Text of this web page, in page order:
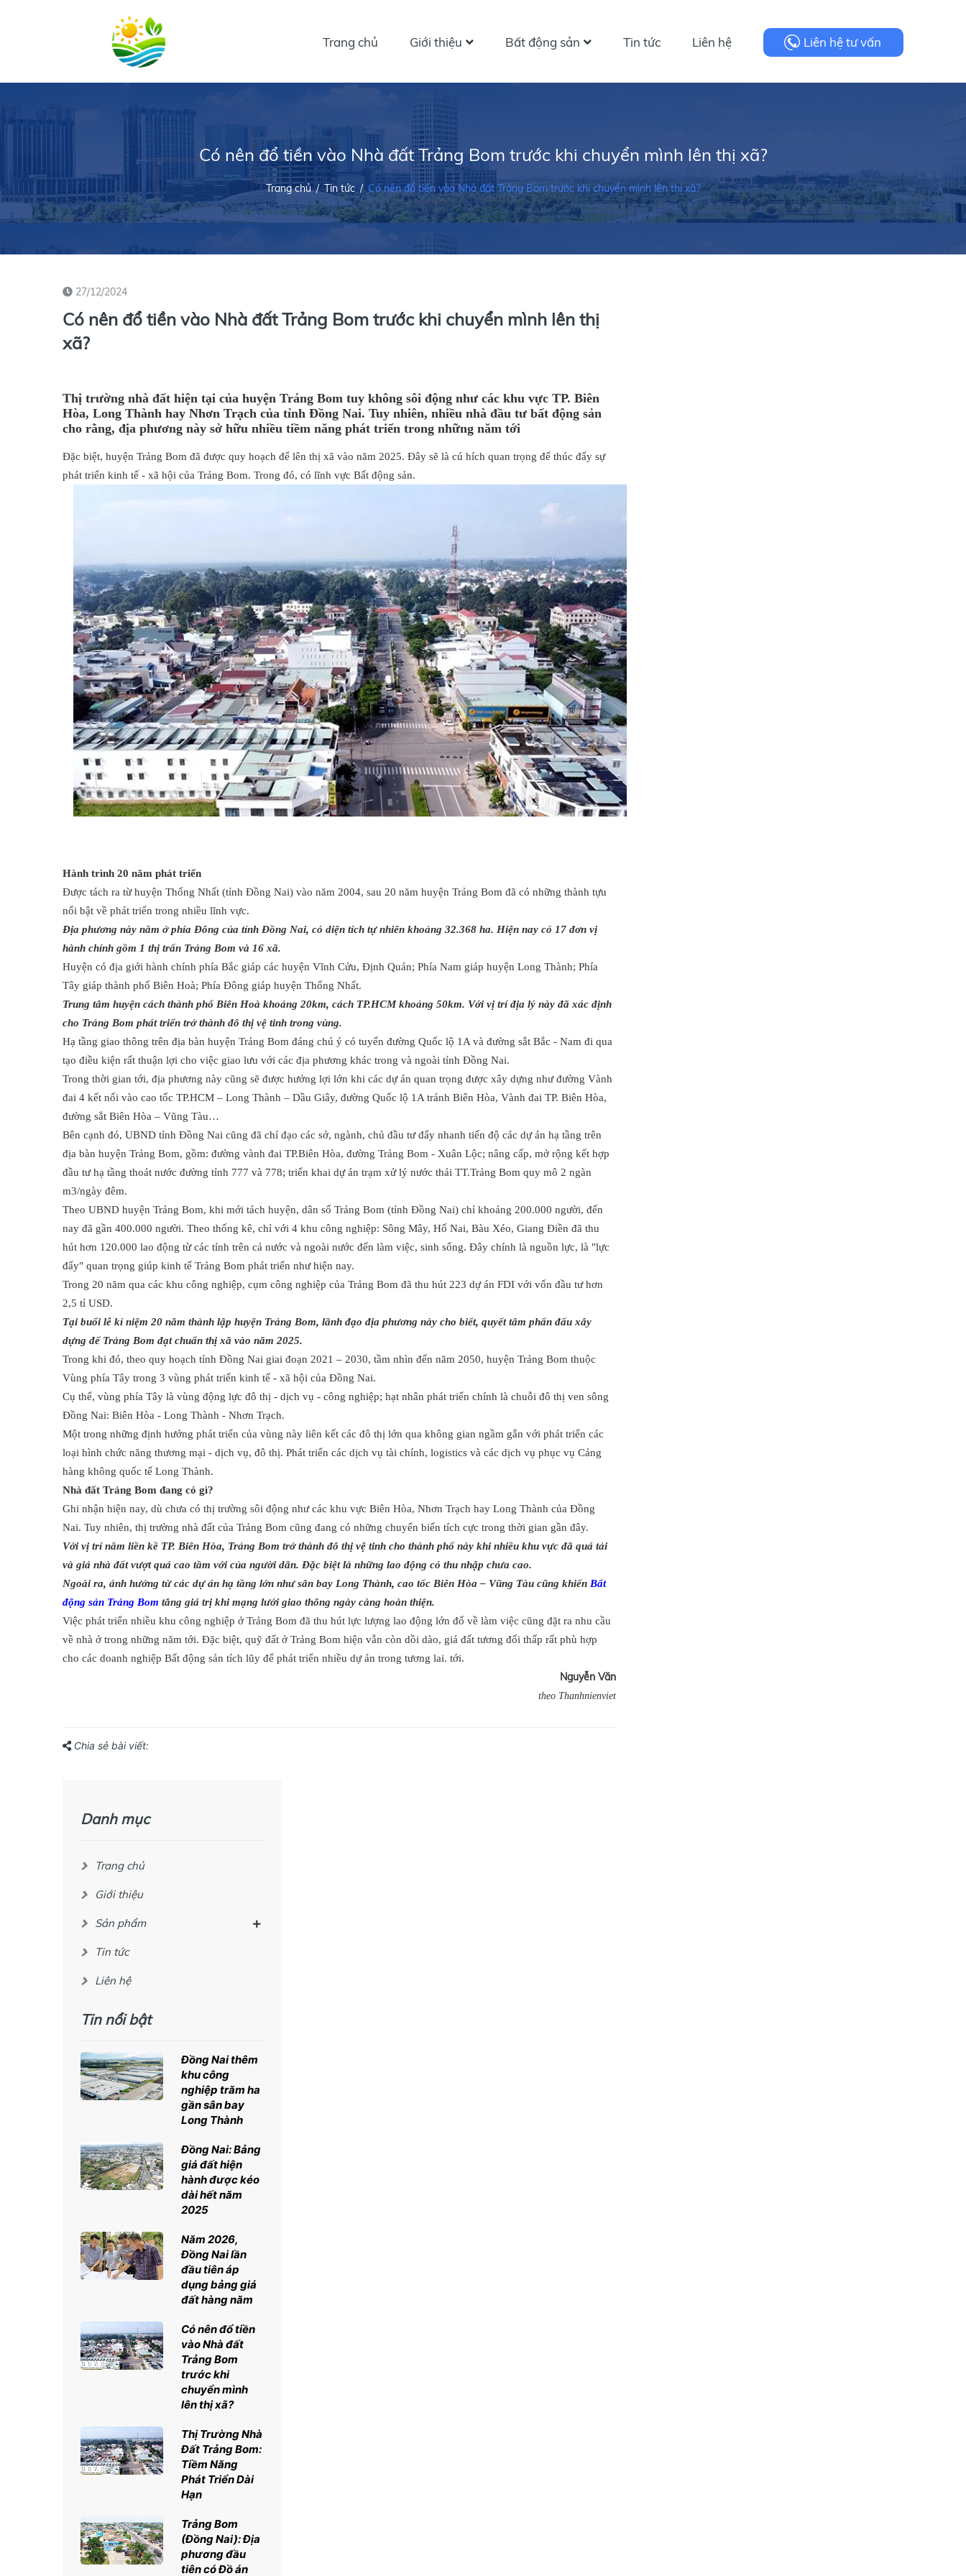
Trang chủ Giới thiệu Bất động sản Tin tức Liên hệ Liên hệ tư vấn
Có nên đổ tiền vào Nhà đất Trảng Bom trước khi chuyển mình lên thị xã?
Trang chủ /Tin tức / Có nên đổ tiền vào Nhà đất Trảng Bom trước khi chuyển mình lên thị xã?
27/12/2024
Có nên đổ tiền vào Nhà đất Trảng Bom trước khi chuyển mình lên thị
xã?
Thị trường nhà đất hiện tại của huyện Trảng Bom tuy không sôi động như các khu vực TP. Biên
Hòa, Long Thành hay Nhơn Trạch của tỉnh Đồng Nai. Tuy nhiên, nhiều nhà đầu tư bất động sản
cho rằng, địa phương này sở hữu nhiều tiềm năng phát triển trong những năm tới
Đặc biệt, huyện Trảng Bom đã được quy hoạch để lên thị xã vào năm 2025. Đây sẽ là cú hích quan trọng để thúc đẩy sự
phát triển kinh tế - xã hội của Trảng Bom. Trong đó, có lĩnh vực Bất động sản.
Hành trình 20 năm phát triển
Được tách ra từ huyện Thống Nhất (tỉnh Đồng Nai) vào năm 2004, sau 20 năm huyện Trảng Bom đã có những thành tựu
nổi bật về phát triển trong nhiều lĩnh vực.
Địa phương này nằm ở phía Đông của tỉnh Đồng Nai, có diện tích tự nhiên khoảng 32.368 ha. Hiện nay có 17 đơn vị
hành chính gồm 1 thị trấn Trảng Bom và 16 xã.
Huyện có địa giới hành chính phía Bắc giáp các huyện Vĩnh Cửu, Định Quán; Phía Nam giáp huyện Long Thành; Phía
Tây giáp thành phố Biên Hoà; Phía Đông giáp huyện Thống Nhất.
Trung tâm huyện cách thành phố Biên Hoà khoảng 20km, cách TP.HCM khoảng 50km. Với vị trí địa lý này đã xác định
cho Trảng Bom phát triển trở thành đô thị vệ tinh trong vùng.
Hạ tầng giao thông trên địa bàn huyện Trảng Bom đáng chú ý có tuyến đường Quốc lộ 1A và đường sắt Bắc - Nam đi qua
tạo điều kiện rất thuận lợi cho việc giao lưu với các địa phương khác trong và ngoài tỉnh Đồng Nai.
Trong thời gian tới, địa phương này cũng sẽ được hưởng lợi lớn khi các dự án quan trọng được xây dựng như đường Vành
đai 4 kết nối vào cao tốc TP.HCM – Long Thành – Dầu Giây, đường Quốc lộ 1A tránh Biên Hòa, Vành đai TP. Biên Hòa,
đường sắt Biên Hòa – Vũng Tàu…
Bên cạnh đó, UBND tỉnh Đồng Nai cũng đã chỉ đạo các sở, ngành, chủ đầu tư đẩy nhanh tiến độ các dự án hạ tầng trên
địa bàn huyện Trảng Bom, gồm: đường vành đai TP.Biên Hòa, đường Trảng Bom - Xuân Lộc; nâng cấp, mở rộng kết hợp
đầu tư hạ tầng thoát nước đường tỉnh 777 và 778; triển khai dự án trạm xử lý nước thải TT.Trảng Bom quy mô 2 ngàn
m3/ngày đêm.
Theo UBND huyện Trảng Bom, khi mới tách huyện, dân số Trảng Bom (tỉnh Đồng Nai) chỉ khoảng 200.000 người, đến
nay đã gần 400.000 người. Theo thống kê, chỉ với 4 khu công nghiệp: Sông Mây, Hố Nai, Bàu Xéo, Giang Điền đã thu
hút hơn 120.000 lao động từ các tỉnh trên cả nước và ngoài nước đến làm việc, sinh sống. Đây chính là nguồn lực, là "lực
đẩy" quan trọng giúp kinh tế Trảng Bom phát triển như hiện nay.
Trong 20 năm qua các khu công nghiệp, cụm công nghiệp của Trảng Bom đã thu hút 223 dự án FDI với vốn đầu tư hơn
2,5 tỉ USD.
Tại buổi lễ kỉ niệm 20 năm thành lập huyện Trảng Bom, lãnh đạo địa phương này cho biết, quyết tâm phấn đấu xây
dựng để Trảng Bom đạt chuẩn thị xã vào năm 2025.
Trong khi đó, theo quy hoạch tỉnh Đồng Nai giai đoạn 2021 – 2030, tầm nhìn đến năm 2050, huyện Trảng Bom thuộc
Vùng phía Tây trong 3 vùng phát triển kinh tế - xã hội của Đồng Nai.
Cụ thể, vùng phía Tây là vùng động lực đô thị - dịch vụ - công nghiệp; hạt nhân phát triển chính là chuỗi đô thị ven sông
Đồng Nai: Biên Hòa - Long Thành - Nhơn Trạch.
Một trong những định hướng phát triển của vùng này liên kết các đô thị lớn qua không gian ngầm gắn với phát triển các
loại hình chức năng thương mại - dịch vụ, đô thị. Phát triển các dịch vụ tài chính, logistics và các dịch vụ phục vụ Cảng
hàng không quốc tế Long Thành.
Nhà đất Trảng Bom đang có gì?
Ghi nhận hiện nay, dù chưa có thị trường sôi động như các khu vực Biên Hòa, Nhơn Trạch hay Long Thành của Đồng
Nai. Tuy nhiên, thị trường nhà đất của Trảng Bom cũng đang có những chuyển biến tích cực trong thời gian gần đây.
Với vị trí nằm liền kề TP. Biên Hòa, Trảng Bom trở thành đô thị vệ tinh cho thành phố này khi nhiều khu vực đã quá tải
và giá nhà đất vượt quá cao tầm với của người dân. Đặc biệt là những lao động có thu nhập chưa cao.
Ngoài ra, ảnh hưởng từ các dự án hạ tầng lớn như sân bay Long Thành, cao tốc Biên Hòa – Vũng Tàu cũng khiến Bất
động sản Trảng Bom tăng giá trị khi mạng lưới giao thông ngày càng hoàn thiện.
Việc phát triển nhiều khu công nghiệp ở Trảng Bom đã thu hút lực lượng lao động lớn đổ về làm việc cũng đặt ra nhu cầu
về nhà ở trong những năm tới. Đặc biệt, quỹ đất ở Trảng Bom hiện vẫn còn dồi dào, giá đất tương đối thấp rất phù hợp
cho các doanh nghiệp Bất động sản tích lũy để phát triển nhiều dự án trong tương lai. tới.
Nguyễn Văn
theo Thanhnienviet
Chia sẻ bài viết:
Danh mục
Trang chủ
Giới thiệu
Sản phẩm
Tin tức
Liên hệ
Tin nổi bật
Đồng Nai thêm
khu công
nghiệp trăm ha
gần sân bay
Long Thành
Đồng Nai: Bảng
giá đất hiện
hành được kéo
dài hết năm
2025
Năm 2026,
Đồng Nai lần
đầu tiên áp
dụng bảng giá
đất hàng năm
Có nên đổ tiền
vào Nhà đất
Trảng Bom
trước khi
chuyển mình
lên thị xã?
Thị Trường Nhà
Đất Trảng Bom:
Tiềm Năng
Phát Triển Dài
Hạn
Trảng Bom
(Đồng Nai): Địa
phương đầu
tiên có Đồ án